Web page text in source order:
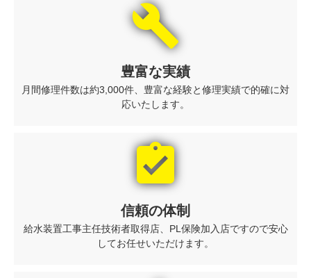
build
豊富な実績
月間修理件数は約3,000件、豊富な経験と修理実績で的確に対
応いたします。
assignment_turned_in
信頼の体制
給水装置工事主任技術者取得店、PL保険加入店ですので安心
してお任せいただけます。